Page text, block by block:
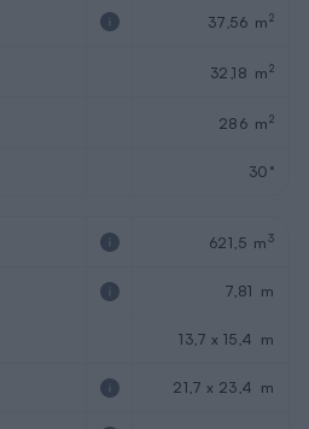
37,56 m2
32,18 m2
286 m2
30°
621,5 m3
7,81 m
13,7 x 15,4 m
21,7 x 23,4 m